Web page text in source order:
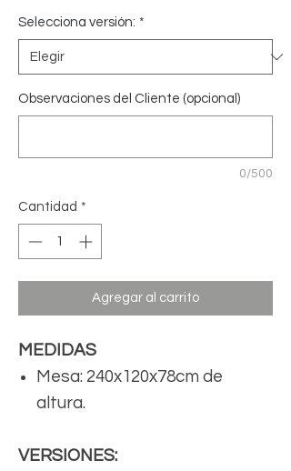
Selecciona versión: *
Observaciones del Cliente (opcional)
0/500
Cantidad *
Agregar al carrito
MEDIDAS
Mesa: 240x120x78cm de
altura.
VERSIONES: